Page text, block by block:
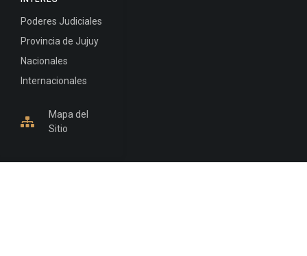
Poderes Judiciales
Provincia de Jujuy
Nacionales
Internacionales
Mapa del
Sitio